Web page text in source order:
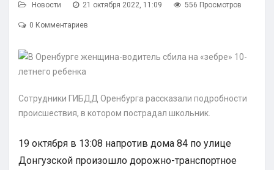
Новости 21 октября 2022, 11:09 556 Просмотров
0 Комментариев
Сотрудники ГИБДД Оренбурга рассказали подробности
происшествия, в котором пострадал школьник.
19 октября в 13:08 напротив дома 84 по улице
Донгузской произошло дорожно-транспортное